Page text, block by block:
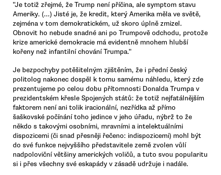
"Je totiž zřejmé, že Trump není příčina, ale symptom stavu
Ameriky. (...) Jisté je, že kredit, který Amerika měla ve světě,
zejména v tom demokratickém, už skoro úplně zmizel.
Obnovit ho nebude snadné ani po Trumpově odchodu, protože
krize americké demokracie má evidentně mnohem hlubší
kořeny než infantilní chování Trumpa."
Je bezpochyby potěšitelným zjištěním, že i přední český
politolog nakonec dospěl k tomu samému náhledu, který zde
prezentujeme po celou dobu přítomnosti Donalda Trumpa v
prezidentském křesle Spojených států: že totiž nejfatálnějším
faktorem není ani tolik iracionální, nezřídka až přímo
šaškovské počínání toho jedince v jeho úřadu, nýbrž to že
někdo s takovými osobními, mravními a intelektuálními
dispozicemi (či snad přesněji řečeno: indispozicemi) mohl být
do své funkce nejvyššího představitele země zvolen vůlí
nadpoloviční většiny amerických voličů, a tuto svou popularitu
si i přes všechny své eskapády v zásadě udržuje i nadále.